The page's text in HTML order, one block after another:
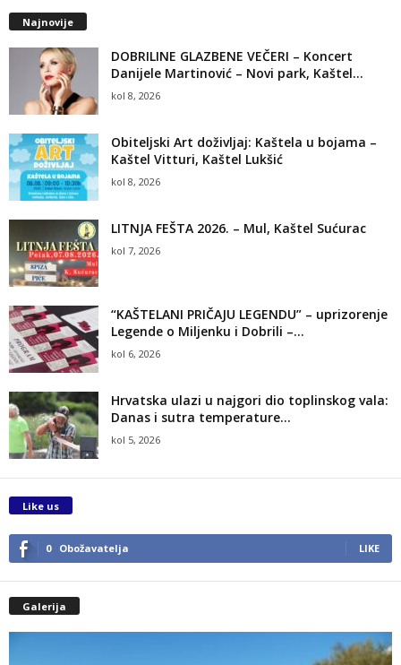
Najnovije
DOBRILINE GLAZBENE VEČERI – Koncert
Danijele Martinović – Novi park, Kaštel...
kol 8, 2026
Obiteljski Art doživljaj: Kaštela u bojama –
Kaštel Vitturi, Kaštel Lukšić
kol 8, 2026
LITNJA FEŠTA 2026. – Mul, Kaštel Sućurac
kol 7, 2026
“KAŠTELANI PRIČAJU LEGENDU” – uprizorenje
Legende o Miljenku i Dobrili –...
kol 6, 2026
Hrvatska ulazi u najgori dio toplinskog vala:
Danas i sutra temperature...
kol 5, 2026
Like us
0 Obožavatelja LIKE
Galerija